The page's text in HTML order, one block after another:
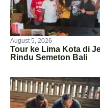
August 5, 2026
Tour ke Lima Kota di
Rindu Semeton Bali